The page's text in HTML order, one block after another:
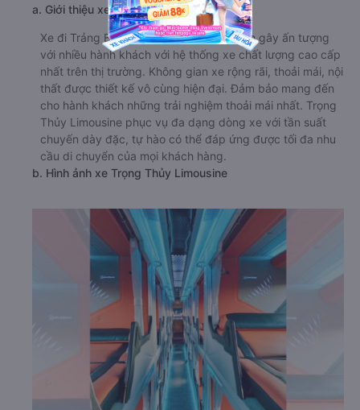
a. Giới thiệu xe Trọng Thủy Limousine
Xe đi Trảng Bàng - Tây Ninh từ Bình Định gây ấn tượng
với nhiều hành khách với hệ thống xe chất lượng cao cấp
nhất trên thị trường. Không gian xe rộng rãi, thoải mái, nội
thất được thiết kế vô cùng hiện đại. Đảm bảo mang đến
cho hành khách những trải nghiệm thoải mái nhất. Trọng
Thủy Limousine phục vụ đa dạng dòng xe với tần suất
chuyến dày đặc, tự hào có thể đáp ứng được tối đa nhu
cầu di chuyển của mọi khách hàng.
b. Hình ảnh xe Trọng Thủy Limousine